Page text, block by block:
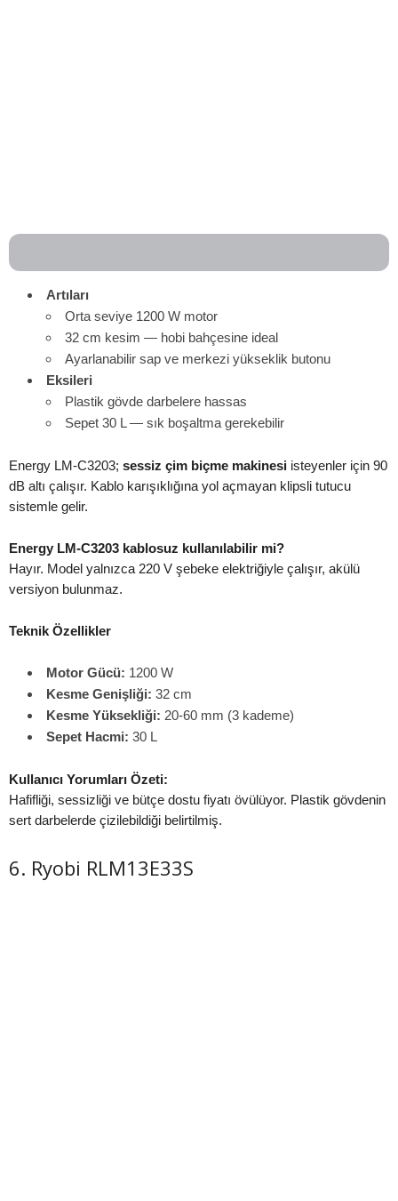
Artıları
Orta seviye 1200 W motor
32 cm kesim — hobi bahçesine ideal
Ayarlanabilir sap ve merkezi yükseklik butonu
Eksileri
Plastik gövde darbelere hassas
Sepet 30 L — sık boşaltma gerekebilir
Energy LM-C3203; sessiz çim biçme makinesi isteyenler için 90
dB altı çalışır. Kablo karışıklığına yol açmayan klipsli tutucu
sistemle gelir.
Energy LM-C3203 kablosuz kullanılabilir mi?
Hayır. Model yalnızca 220 V şebeke elektriğiyle çalışır, akülü
versiyon bulunmaz.
Teknik Özellikler
Motor Gücü: 1200 W
Kesme Genişliği: 32 cm
Kesme Yüksekliği: 20-60 mm (3 kademe)
Sepet Hacmi: 30 L
Kullanıcı Yorumları Özeti:
Hafifliği, sessizliği ve bütçe dostu fiyatı övülüyor. Plastik gövdenin
sert darbelerde çizilebildiği belirtilmiş.
6. Ryobi RLM13E33S